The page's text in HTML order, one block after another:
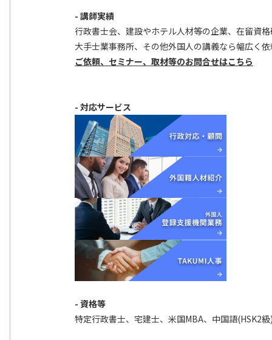
- 講師実績
行政書士会、建設やホテル人材等の企業、在留資
大手士業事務所、その他外国人の講義なら幅広く
ご依頼、セミナー、取材等のお問合せはこちら
- 対応サービス
- 資格等
特定行政書士、宅建士、米国MBA、中国語(HSK2